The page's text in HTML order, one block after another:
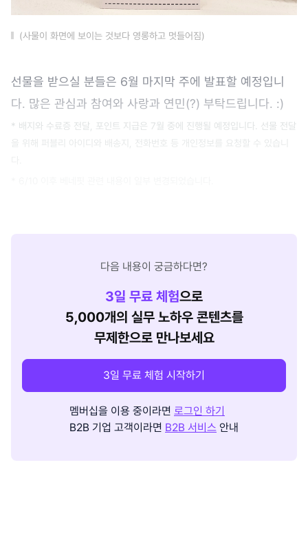
(사물이 화면에 보이는 것보다 영롱하고 멋들어짐)
선물을 받으실 분들은 6월 마지막 주에 발표할 예정입니
다. 많은 관심과 참여와 사랑과 연민(?) 부탁드립니다. :)
* 배지와 수료증 전달, 포인트 지급은 7월 중에 진행될 예정입니다. 선물 전달
을 위해 퍼블리 아이디와 배송지, 전화번호 등 개인정보를 요청할 수 있습니
다음 내용이 궁금하다면?
3일 무료 체험으로
5,000개의 실무 노하우 콘텐츠를
무제한으로 만나보세요
3일 무료 체험 시작하기
멤버십을 이용 중이라면 로그인 하기
B2B 기업 고객이라면 B2B 서비스 안내